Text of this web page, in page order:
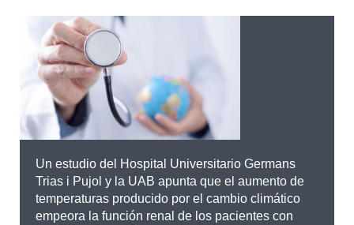
English Català
BUSCAR
Un estudio del Hospital Universitario Germans
Trias i Pujol y la UAB apunta que el aumento de
temperaturas producido por el cambio climático
empeora la función renal de los pacientes con